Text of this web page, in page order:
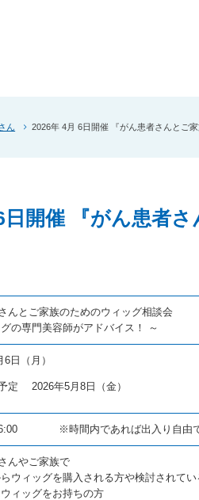
ん 2026年 4月 6日開催 『がん患者さんとご
日開催 『がん患者
んとご家族のためのウィッグ相談会
の専門美容師がアドバイス！ ～
日（月）
定 2026年5月8日（金）
※時間内であれば出入り自由
んやご家族で
らウィッグを購入される方や検討されて
ウィッグをお持ちの方